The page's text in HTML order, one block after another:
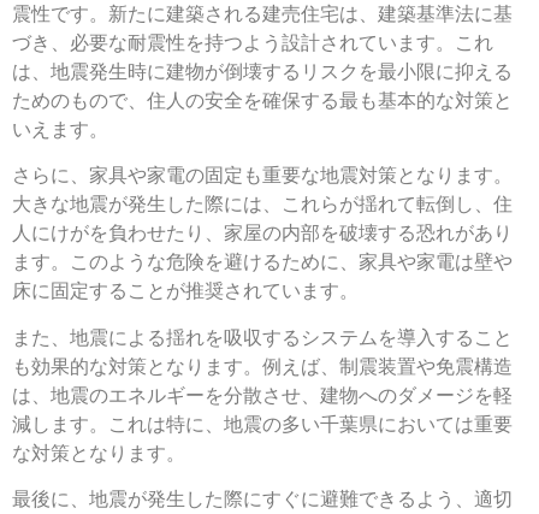
震性です。新たに建築される建売住宅は、建築基準法に基
づき、必要な耐震性を持つよう設計されています。これ
は、地震発生時に建物が倒壊するリスクを最小限に抑える
ためのもので、住人の安全を確保する最も基本的な対策と
いえます。
さらに、家具や家電の固定も重要な地震対策となります。
大きな地震が発生した際には、これらが揺れて転倒し、住
人にけがを負わせたり、家屋の内部を破壊する恐れがあり
ます。このような危険を避けるために、家具や家電は壁や
床に固定することが推奨されています。
また、地震による揺れを吸収するシステムを導入すること
も効果的な対策となります。例えば、制震装置や免震構造
は、地震のエネルギーを分散させ、建物へのダメージを軽
減します。これは特に、地震の多い千葉県においては重要
な対策となります。
最後に、地震が発生した際にすぐに避難できるよう、適切